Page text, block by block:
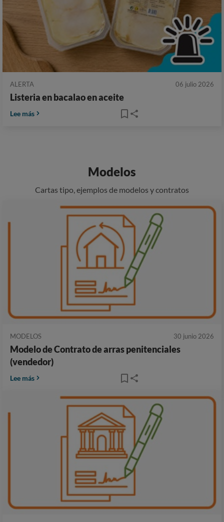
ALERTA 06 julio 2026
Listeria en bacalao en aceite
Lee más
Modelos
Cartas tipo, ejemplos de modelos y contratos
MODELOS 30 junio 2026
Modelo de Contrato de arras penitenciales
(vendedor)
Lee más